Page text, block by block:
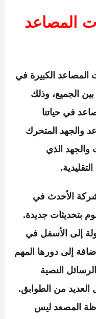
المصاعد
المصاعد الكبيرة في
الجميع، وذلك
في حياتنا
والجهد المتحرك
الذي
الأحدث في
بتحديثات جديدة.
إلى الأسفل في
إلى دورها المهم
النصية
العديد من الطوابق.
المصعد ليس